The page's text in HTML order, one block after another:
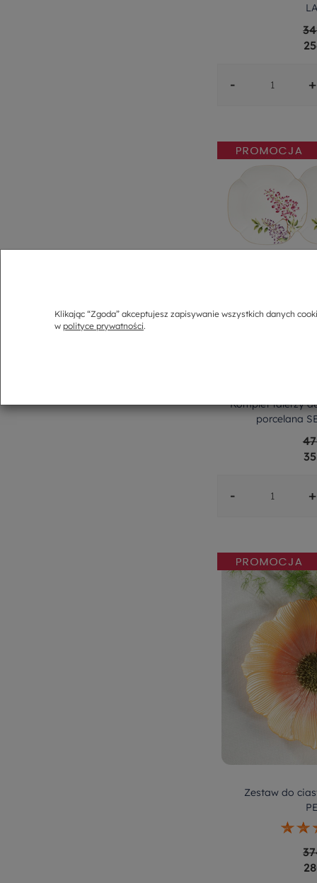
- +
Komplet talerzy
porcelana
- +
Zestaw do
Klikając “Zgoda” akceptujesz zapisywanie wszystkich danych
w polityce prywatności.